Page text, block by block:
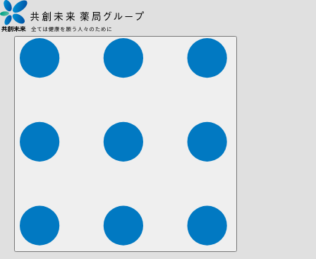
株式会社ファーマみらい 株式会社ストレチア